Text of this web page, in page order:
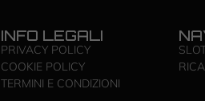
INFO LEGALI
PRIVACY POLICY
COOKIE POLICY
TERMINI E CONDIZIONI